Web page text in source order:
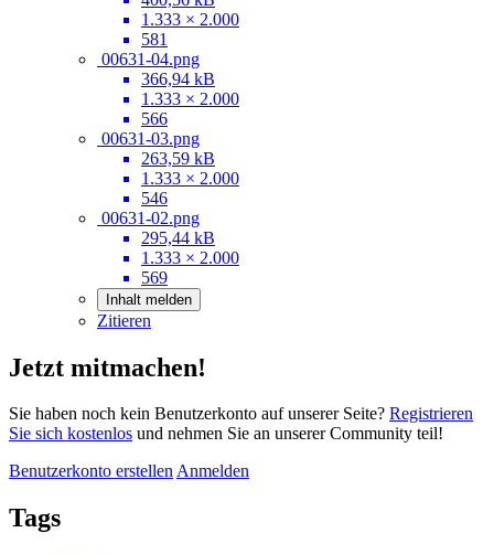
1.333 × 2.000
581
00631-04.png
366,94 kB
1.333 × 2.000
566
00631-03.png
263,59 kB
1.333 × 2.000
546
00631-02.png
295,44 kB
1.333 × 2.000
569
Inhalt melden
Zitieren
Jetzt mitmachen!
Sie haben noch kein Benutzerkonto auf unserer Seite? Registrieren
Sie sich kostenlos und nehmen Sie an unserer Community teil!
Benutzerkonto erstellenAnmelden
Tags